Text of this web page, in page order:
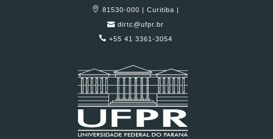
81530-000 | Curitiba |
dirtc@ufpr.br
+55 41 3361-3054